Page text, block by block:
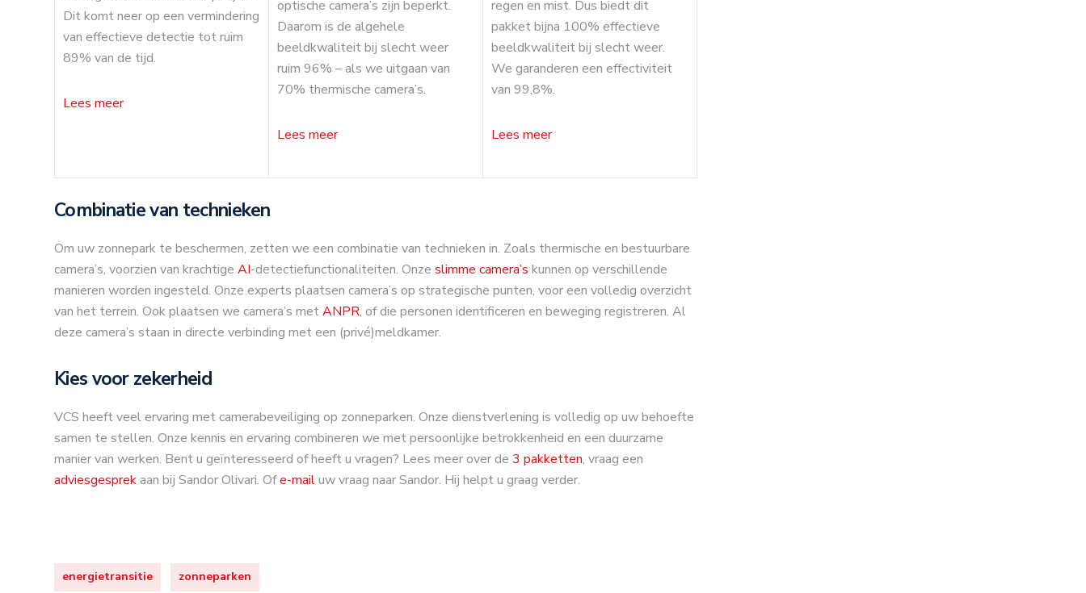
Dit komt neer op een vermindering
van effectieve detectie tot ruim
89% van de tijd.
Lees meer
optische camera’s zijn beperkt.
Daarom is de algehele
beeldkwaliteit bij slecht weer
ruim 96% – als we uitgaan van
70% thermische camera’s.
Lees meer
regen en mist. Dus biedt dit
pakket bijna 100% effectieve
beeldkwaliteit bij slecht weer.
We garanderen een effectiviteit
van 99,8%.
Lees meer
Combinatie van technieken
Om uw zonnepark te beschermen, zetten we een combinatie van technieken in. Zoals thermische en bestuurbare
camera’s, voorzien van krachtige AI-detectiefunctionaliteiten. Onze slimme camera’s kunnen op verschillende
manieren worden ingesteld. Onze experts plaatsen camera’s op strategische punten, voor een volledig overzicht
van het terrein. Ook plaatsen we camera’s metANPR, of die personen identificeren en beweging registreren. Al
deze camera’s staan in directe verbinding met een (privé)meldkamer.
Kies voor zekerheid
VCS heeft veel ervaring met camerabeveiliging op zonneparken. Onze dienstverlening is volledig op uw behoefte
samen te stellen. Onze kennis en ervaring combineren we met persoonlijke betrokkenheid en een duurzame
manier van werken. Bent u geïnteresseerd of heeft u vragen? Lees meer over de 3 pakketten, vraag een
adviesgesprekaan bij Sandor Olivari. Ofe-mailuw vraag naar Sandor. Hij helpt u graag verder.
energietransitie zonneparken